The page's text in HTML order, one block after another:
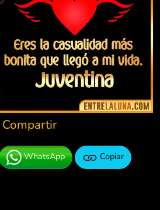
Compartir
WhatsApp Copiar